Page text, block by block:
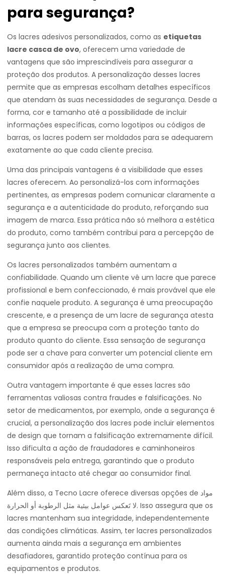
para segurança?
Os lacres adesivos personalizados, como as etiquetas
lacre casca de ovo, oferecem uma variedade de
vantagens que são imprescindíveis para assegurar a
proteção dos produtos. A personalização desses lacres
permite que as empresas escolham detalhes específicos
que atendam às suas necessidades de segurança. Desde a
forma, cor e tamanho até a possibilidade de incluir
informações específicas, como logotipos ou códigos de
barras, os lacres podem ser moldados para se adequarem
exatamente ao que cada cliente precisa.
Uma das principais vantagens é a visibilidade que esses
lacres oferecem. Ao personalizá-los com informações
pertinentes, as empresas podem comunicar claramente a
segurança e a autenticidade do produto, reforçando sua
imagem de marca. Essa prática não só melhora a estética
do produto, como também contribui para a percepção de
segurança junto aos clientes.
Os lacres personalizados também aumentam a
confiabilidade. Quando um cliente vê um lacre que parece
profissional e bem confeccionado, é mais provável que ele
confie naquele produto. A segurança é uma preocupação
crescente, e a presença de um lacre de segurança atesta
que a empresa se preocupa com a proteção tanto do
produto quanto do cliente. Essa sensação de segurança
pode ser a chave para converter um potencial cliente em
consumidor após a realização de uma compra.
Outra vantagem importante é que esses lacres são
ferramentas valiosas contra fraudes e falsificações. No
setor de medicamentos, por exemplo, onde a segurança é
crucial, a personalização dos lacres pode incluir elementos
de design que tornam a falsificação extremamente difícil.
Isso dificulta a ação de fraudadores e caminhoneiros
responsáveis pela entrega, garantindo que o produto
permaneça intacto até chegar ao consumidor final.
Além disso, a Tecno Lacre oferece diversas opções de مواد
لا تَعكس عوامل بيئية مثل الرطوبة أو الحرارة. Isso assegura que os
lacres mantenham sua integridade, independentemente
das condições climáticas. Assim, ter lacres personalizados
aumenta ainda mais a segurança em ambientes
desafiadores, garantido proteção contínua para os
equipamentos e produtos.